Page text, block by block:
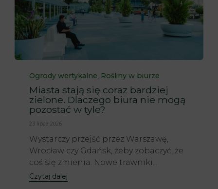
Category
Ogrody wertykalne, Rośliny w biurze
Miasta stają się coraz bardziej
zielone. Dlaczego biura nie mogą
pozostać w tyle?
23 lipca 2026
Wystarczy przejść przez Warszawę,
Wrocław czy Gdańsk, żeby zobaczyć, że
coś się zmienia. Nowe trawniki...
Czytaj dalej